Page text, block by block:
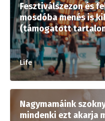
Fesztiválszezon és
mosdóba menés is
(támogatott
Life
Nagymamáink
mindenki ezt akarja